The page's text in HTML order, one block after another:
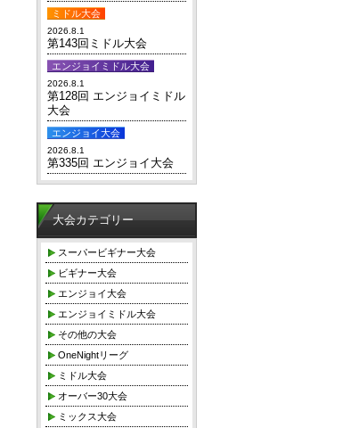
ミドル大会
2026.8.1
第143回ミドル大会
エンジョイミドル大会
2026.8.1
第128回 エンジョイミドル
大会
エンジョイ大会
2026.8.1
第335回 エンジョイ大会
大会カテゴリー
スーパービギナー大会
ビギナー大会
エンジョイ大会
エンジョイミドル大会
その他の大会
OneNightリーグ
ミドル大会
オーバー30大会
ミックス大会